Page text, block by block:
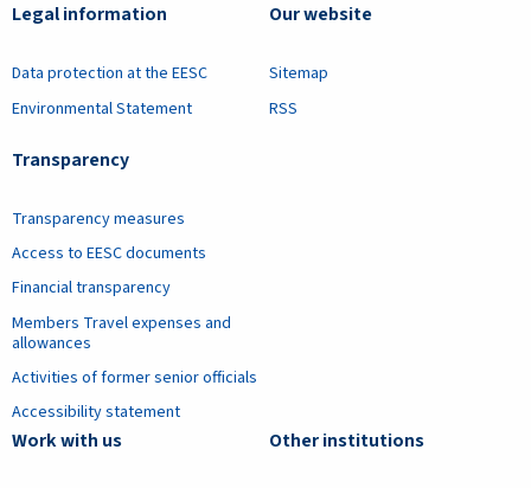
Legal information
Data protection at the EESC
Environmental Statement
Transparency
Transparency measures
Access to EESC documents
Financial transparency
Members Travel expenses and
allowances
Activities of former senior officials
Accessibility statement
Our website
Sitemap
RSS
Work with us Other institutions